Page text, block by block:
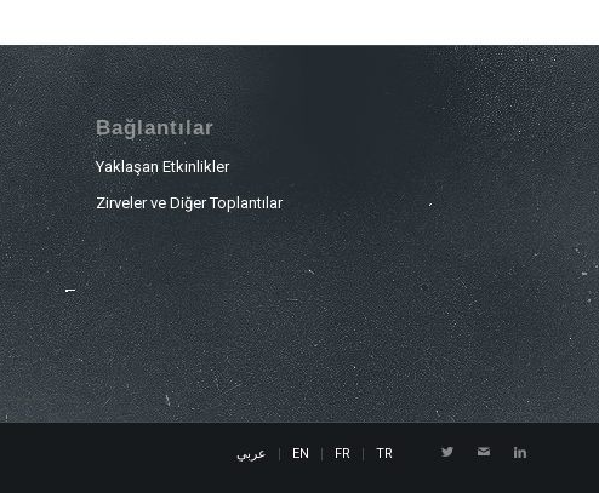
Bağlantılar
Yaklaşan Etkinlikler
Zirveler ve Diğer Toplantılar
عربي EN FR TR